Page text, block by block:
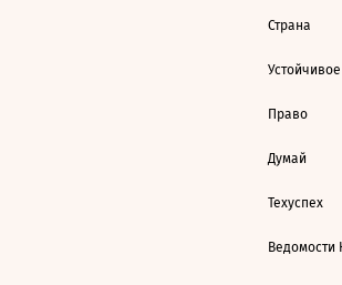
Страна
Право
Думай
Техуспех
Ведомости